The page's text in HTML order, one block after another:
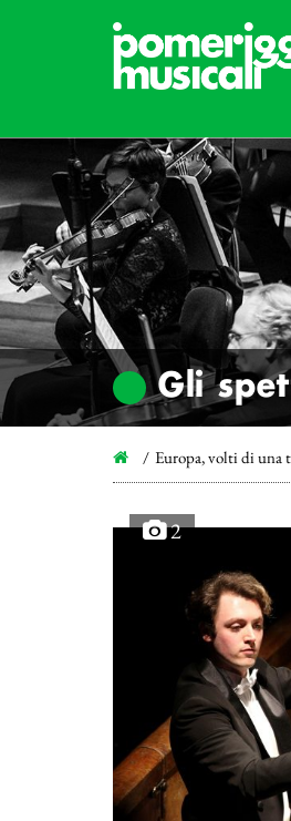
Gli
Europa, volti di una
2